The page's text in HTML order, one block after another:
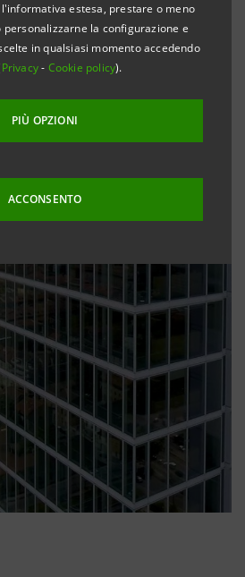
estesa, prestare o meno
personalizzarne la configurazione e
in qualsiasi momento accedendo
Privacy- Cookie policy).
PIÙ OPZIONI
ACCONSENTO